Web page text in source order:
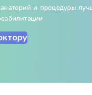
и процедуры